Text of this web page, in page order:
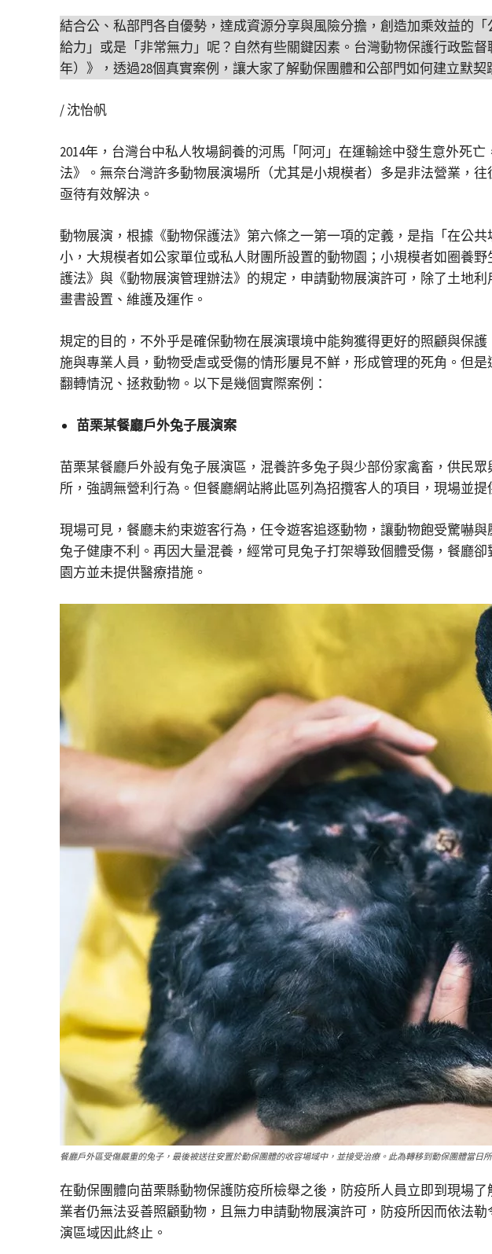
結合公、私部門各自優勢，達成資源分享與風險分擔，創造加乘效益的
給力」或是「非常無力」呢？自然有些關鍵因素。台灣動物保護行政監
年）》，透過28個真實案例，讓大家了解動保團體和公部門如何建立默
/ 沈怡帆
2014年，台灣台中私人牧場飼養的河馬「阿河」在運輸途中發生意外死
法》。無奈台灣許多動物展演場所（尤其是小規模者）多是非法營業，
亟待有效解決。
動物展演，根據《動物保護法》第六條之一第一項的定義，是指「在公
小，大規模者如公家單位或私人財團所設置的動物園；小規模者如圈養
護法》與《動物展演管理辦法》的規定，申請動物展演許可，除了土地
畫書設置、維護及運作。
規定的目的，不外乎是確保動物在展演環境中能夠獲得更好的照顧與保
施與專業人員，動物受虐或受傷的情形屢見不鮮，形成管理的死角。但
翻轉情況、拯救動物。以下是幾個實際案例：
苗栗某餐廳戶外兔子展演案
苗栗某餐廳戶外設有兔子展演區，混養許多兔子與少部份家禽畜，供民
所，強調無營利行為。但餐廳網站將此區列為招攬客人的項目，現場並
現場可見，餐廳未約束遊客行為，仼令遊客追逐動物，讓動物飽受驚嚇
兔子健康不利。再因大量混養，經常可見兔子打架導致個體受傷，餐廳
園方並未提供醫療措施。
餐廳戶外區受傷嚴重的兔子，最後被送往安置於動保團體的收容場域中，並接受治療。此為轉移到動保團體當日
在動保團體向苗栗縣動物保護防疫所檢舉之後，防疫所人員立即到現場
業者仍無法妥善照顧動物，且無力申請動物展演許可，防疫所因而依法
演區域因此終止。